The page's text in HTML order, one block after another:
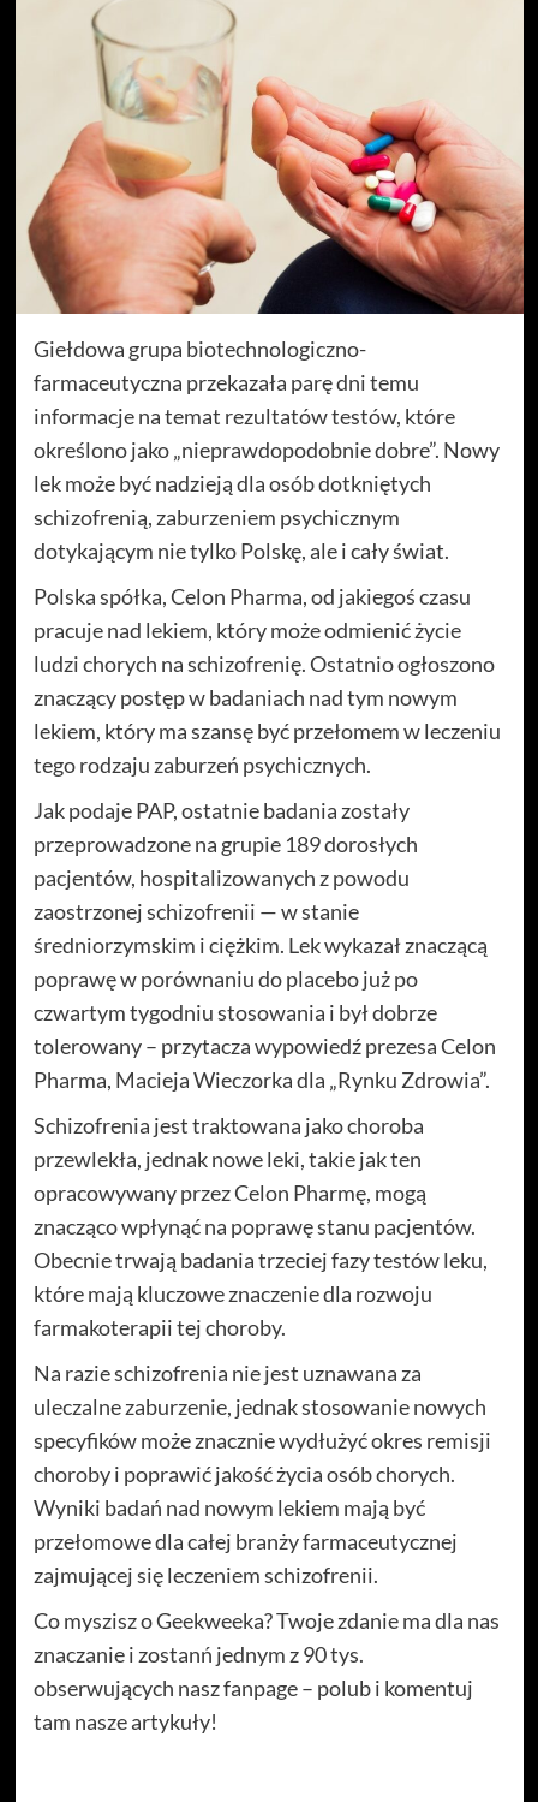
Giełdowa grupa biotechnologiczno-
farmaceutyczna przekazała parę dni temu
informacje na temat rezultatów testów, które
określono jako „nieprawdopodobnie dobre”. Nowy
lek może być nadzieją dla osób dotkniętych
schizofrenią, zaburzeniem psychicznym
dotykającym nie tylko Polskę, ale i cały świat.
Polska spółka, Celon Pharma, od jakiegoś czasu
pracuje nad lekiem, który może odmienić życie
ludzi chorych na schizofrenię. Ostatnio ogłoszono
znaczący postęp w badaniach nad tym nowym
lekiem, który ma szansę być przełomem w leczeniu
tego rodzaju zaburzeń psychicznych.
Jak podaje PAP, ostatnie badania zostały
przeprowadzone na grupie 189 dorosłych
pacjentów, hospitalizowanych z powodu
zaostrzonej schizofrenii — w stanie
średniorzymskim i ciężkim. Lek wykazał znaczącą
poprawę w porównaniu do placebo już po
czwartym tygodniu stosowania i był dobrze
tolerowany – przytacza wypowiedź prezesa Celon
Pharma, Macieja Wieczorka dla „Rynku Zdrowia”.
Schizofrenia jest traktowana jako choroba
przewlekła, jednak nowe leki, takie jak ten
opracowywany przez Celon Pharmę, mogą
znacząco wpłynąć na poprawę stanu pacjentów.
Obecnie trwają badania trzeciej fazy testów leku,
które mają kluczowe znaczenie dla rozwoju
farmakoterapii tej choroby.
Na razie schizofrenia nie jest uznawana za
uleczalne zaburzenie, jednak stosowanie nowych
specyfików może znacznie wydłużyć okres remisji
choroby i poprawić jakość życia osób chorych.
Wyniki badań nad nowym lekiem mają być
przełomowe dla całej branży farmaceutycznej
zajmującej się leczeniem schizofrenii.
Co myszisz o Geekweeka? Twoje zdanie ma dla nas
znaczanie i zostanń jednym z 90 tys.
obserwujących nasz fanpage – polub i komentuj
tam nasze artykuły!